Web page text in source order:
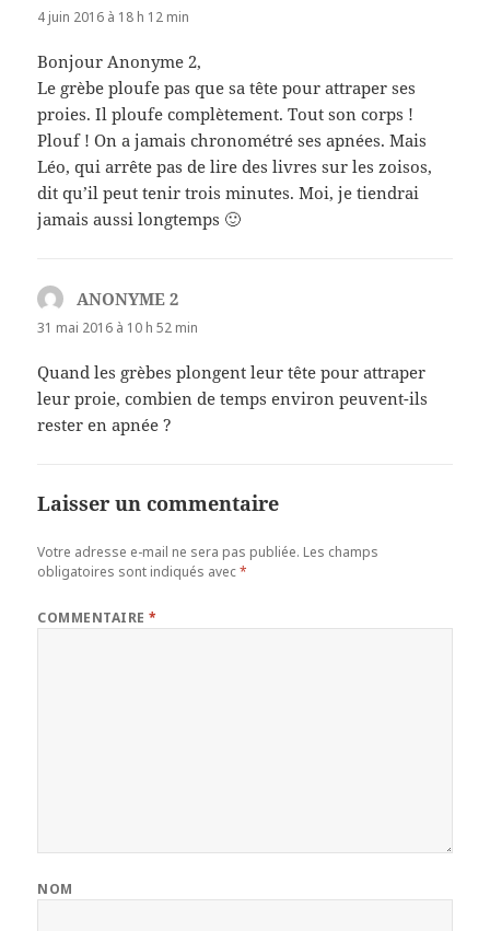
4 juin 2016 à 18 h 12 min
Bonjour Anonyme 2,
Le grèbe ploufe pas que sa tête pour attraper ses
proies. Il ploufe complètement. Tout son corps !
Plouf ! On a jamais chronométré ses apnées. Mais
Léo, qui arrête pas de lire des livres sur les zoisos,
dit qu’il peut tenir trois minutes. Moi, je tiendrai
jamais aussi longtemps 🙂
ANONYME 2
31 mai 2016 à 10 h 52 min
Quand les grèbes plongent leur tête pour attraper
leur proie, combien de temps environ peuvent-ils
rester en apnée ?
Laisser un commentaire
Votre adresse e-mail ne sera pas publiée. Les champs
obligatoires sont indiqués avec*
COMMENTAIRE*
NOM